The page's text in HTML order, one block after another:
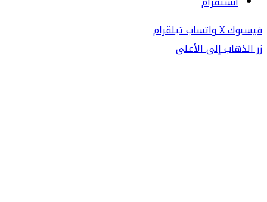
فيسبوك‫Xواتسابتيلقرام
زر الذهاب إلى الأعلى